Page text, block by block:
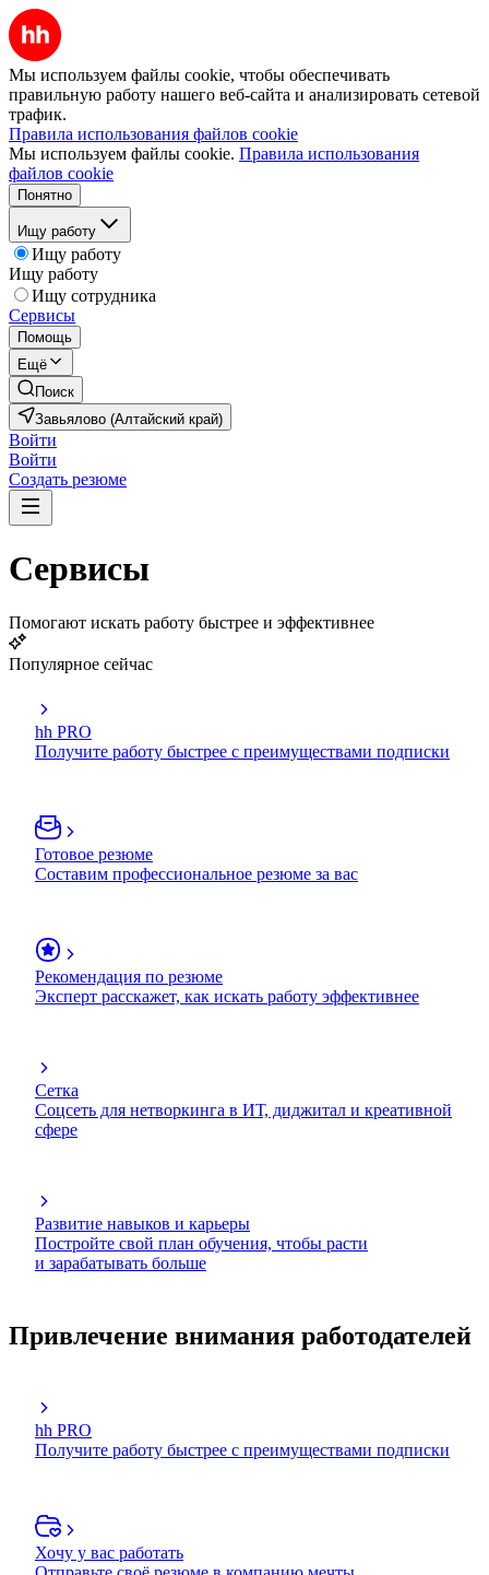
Мы используем файлы cookie, чтобы обеспечивать
правильную работу нашего веб-сайта и анализировать сетевой
трафик.
Правила использования файлов cookie
Мы используем файлы cookie. Правила использования
файлов cookie
Понятно
Ищу работу
Ищу работу
Ищу работу
Ищу сотрудника
Сервисы
Помощь
Ещё
Поиск
Завьялово (Алтайский край)
Войти
Войти
Создать резюме
Сервисы
Помогают искать работу быстрее и эффективнее
Популярное сейчас
hh PRO
Получите работу быстрее с преимуществами подписки
Готовое резюме
Составим профессиональное резюме за вас
Рекомендация по резюме
Эксперт расскажет, как искать работу эффективнее
Сетка
Соцсеть для нетворкинга в ИТ, диджитал и креативной
сфере
Развитие навыков и карьеры
Постройте свой план обучения, чтобы расти
и зарабатывать больше
Привлечение внимания работодателей
hh PRO
Получите работу быстрее с преимуществами подписки
Хочу у вас работать